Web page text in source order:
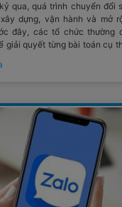
qua, quá trình chuyển đổi
dựng, vận hành và mở
đây, các tổ chức thường
giải quyết từng bài toán cụ
thế bằng việc xây